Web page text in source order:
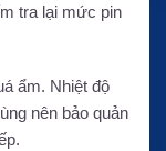
tra lại mức pin
ẩm. Nhiệt độ
nên bảo quản